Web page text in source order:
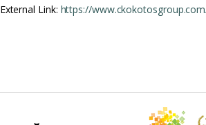
External Link: https://